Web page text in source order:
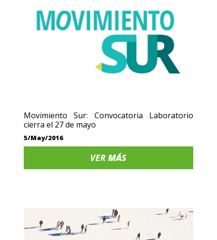
Movimiento Sur: Convocatoria Laboratorio
cierra el 27 de mayo
5/May/2016
VERMÁS